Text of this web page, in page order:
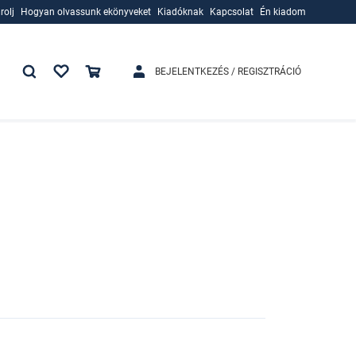
Hogyan olvassunk ekönyveket
Kiadóknak
Kapcsolat Én kiadom
BEJELENTKEZÉS / REGISZTRÁCIÓ